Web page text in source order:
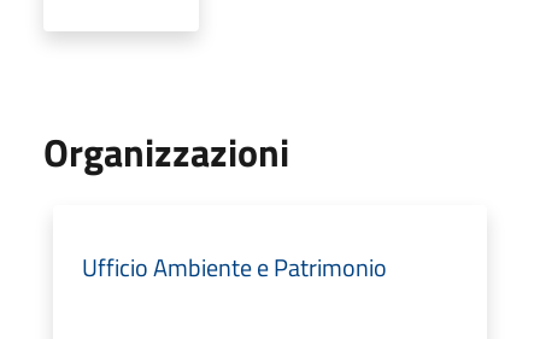
Organizzazioni
Ufficio Ambiente e Patrimonio